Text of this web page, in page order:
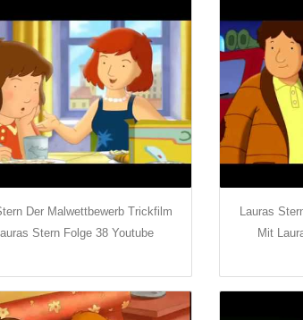
Der Malwettbewerb Trickfilm
Stern Folge 38 Youtube
Lauras
Mit